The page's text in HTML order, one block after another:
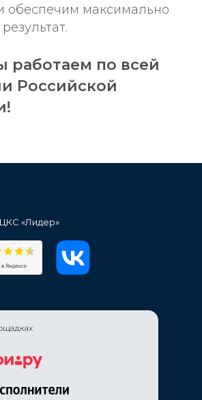
обеспечим максимально
по всей
Российской
«Лидер»